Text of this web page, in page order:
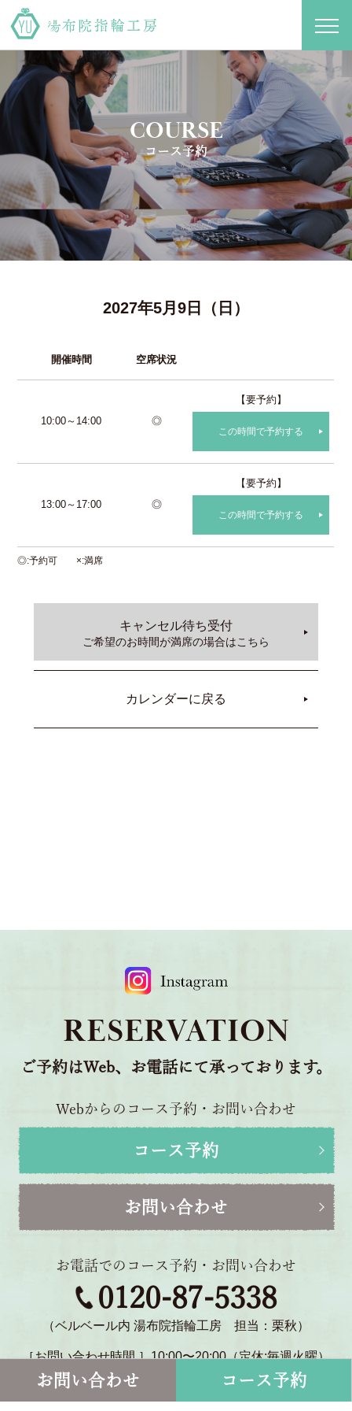
COURSE
コース予約
2027年5月9日（日）
開催時間 空席状況
10:00～14:00 ◎
【要予約】
この時間で予約する
13:00～17:00 ◎
【要予約】
この時間で予約する
◎ 予約可 × 満席
キャンセル待ち受付
ご希望のお時間が満席の場合はこちら
カレンダーに戻る
RESERVATION
ご予約はWeb、お電話にて承っております。
Webからのコース予約・お問い合わせ
コース予約
お問い合わせ
お電話でのコース予約・お問い合わせ
0120-87-5338
（ベルベール内 湯布院指輪工房 担当：栗秋）
［お問い合わせ時間 ］10:00〜20:00（定休:毎週火曜）
〒879-5114 大分県由布市湯布院町川北1770-2
お問い合わせ コース予約